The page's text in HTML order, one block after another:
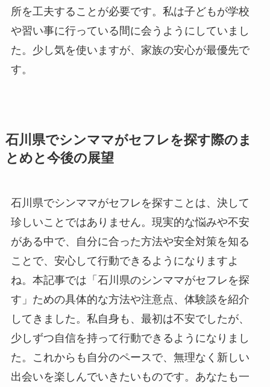
所を工夫することが必要です。私は子どもが学校
や習い事に行っている間に会うようにしていまし
た。少し気を使いますが、家族の安心が最優先で
す。
石川県でシンママがセフレを探す際のま
とめと今後の展望
石川県でシンママがセフレを探すことは、決して
珍しいことではありません。現実的な悩みや不安
がある中で、自分に合った方法や安全対策を知る
ことで、安心して行動できるようになりますよ
ね。本記事では「石川県のシンママがセフレを探
す」ための具体的な方法や注意点、体験談を紹介
してきました。私自身も、最初は不安でしたが、
少しずつ自信を持って行動できるようになりまし
た。これからも自分のペースで、無理なく新しい
出会いを楽しんでいきたいものです。あなたも一